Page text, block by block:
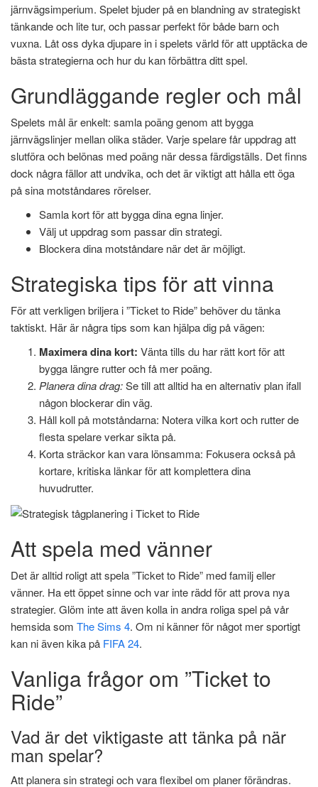
Ticket to Ride
januari 8, 2025Av Marcus LindgrenAv
järnvägsimperium. Spelet bjuder på en blandning av strategiskt
tänkande och lite tur, och passar perfekt för både barn och
vuxna. Låt oss dyka djupare in i spelets värld för att upptäcka de
bästa strategierna och hur du kan förbättra ditt spel.
Grundläggande regler och mål
Spelets mål är enkelt: samla poäng genom att bygga
järnvägslinjer mellan olika städer. Varje spelare får uppdrag att
slutföra och belönas med poäng när dessa färdigställs. Det finns
dock några fällor att undvika, och det är viktigt att hålla ett öga
på sina motståndares rörelser.
Samla kort för att bygga dina egna linjer.
Välj ut uppdrag som passar din strategi.
Blockera dina motståndare när det är möjligt.
Strategiska tips för att vinna
För att verkligen briljera i ”Ticket to Ride” behöver du tänka
taktiskt. Här är några tips som kan hjälpa dig på vägen:
Maximera dina kort: Vänta tills du har rätt kort för att
bygga längre rutter och få mer poäng.
Planera dina drag:Se till att alltid ha en alternativ plan ifall
någon blockerar din väg.
Håll koll på motståndarna: Notera vilka kort och rutter de
flesta spelare verkar sikta på.
Korta sträckor kan vara lönsamma: Fokusera också på
kortare, kritiska länkar för att komplettera dina
huvudrutter.
Att spela med vänner
Det är alltid roligt att spela ”Ticket to Ride” med familj eller
vänner. Ha ett öppet sinne och var inte rädd för att prova nya
strategier. Glöm inte att även kolla in andra roliga spel på vår
hemsida som The Sims 4. Om ni känner för något mer sportigt
kan ni även kika på FIFA 24.
Vanliga frågor om ”Ticket to
Ride”
Vad är det viktigaste att tänka på när
man spelar?
Att planera sin strategi och vara flexibel om planer förändras.